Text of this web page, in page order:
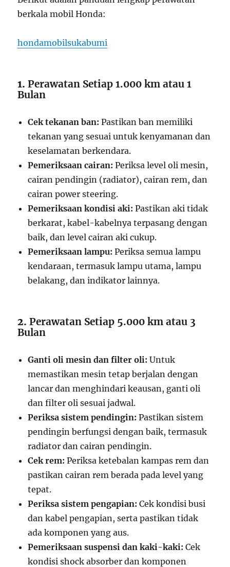
berkala mobil Honda:
hondamobilsukabumi
1.Perawatan Setiap 1.000 km atau 1
Bulan
Cek tekanan ban: Pastikan ban memiliki
tekanan yang sesuai untuk kenyamanan dan
keselamatan berkendara.
Pemeriksaan cairan: Periksa level oli mesin,
cairan pendingin (radiator), cairan rem, dan
cairan power steering.
Pemeriksaan kondisi aki: Pastikan aki tidak
berkarat, kabel-kabelnya terpasang dengan
baik, dan level cairan aki cukup.
Pemeriksaan lampu: Periksa semua lampu
kendaraan, termasuk lampu utama, lampu
belakang, dan indikator lainnya.
2.Perawatan Setiap 5.000 km atau 3
Bulan
Ganti oli mesin dan filter oli: Untuk
memastikan mesin tetap berjalan dengan
lancar dan menghindari keausan, ganti oli
dan filter oli sesuai jadwal.
Periksa sistem pendingin: Pastikan sistem
pendingin berfungsi dengan baik, termasuk
radiator dan cairan pendingin.
Cek rem: Periksa ketebalan kampas rem dan
pastikan cairan rem berada pada level yang
tepat.
Periksa sistem pengapian: Cek kondisi busi
dan kabel pengapian, serta pastikan tidak
ada komponen yang aus.
Pemeriksaan suspensi dan kaki-kaki: Cek
kondisi shock absorber dan komponen